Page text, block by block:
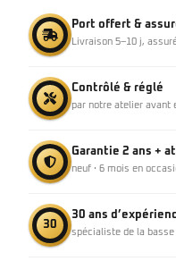
Port offert &
Livraison 5–10 j,
Contrôlé & réglé
par notre atelier avant
Garantie 2 ans +
neuf · 6 mois en
30
30 ans
spécialiste de la basse